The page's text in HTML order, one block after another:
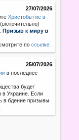
27/07/2026
Христобытие в
Призыв к миру в
поссылке
25/07/2026
в последнее
будет
Украине. Если
в бдение призывы